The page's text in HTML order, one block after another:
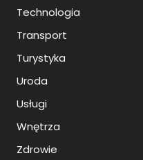
Technologia
Transport
Turystyka
Uroda
Usługi
Wnętrza
Zdrowie